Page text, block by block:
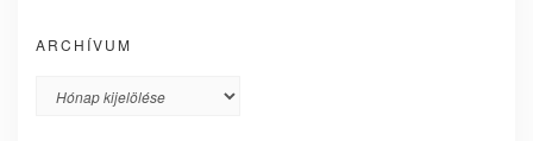
ARCHÍVUM
Archívum